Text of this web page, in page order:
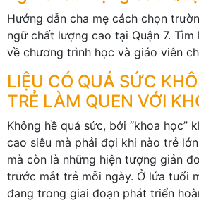
Hướng dẫn cha mẹ cách chọn
ngữ chất lượng cao tại Quận 7. Tìm
về chương trình học và giáo viên
LIỆU CÓ QUÁ SỨC
TRẺ LÀM QUEN VỚI
Không hề quá sức, bởi “khoa học”
cao siêu mà phải đợi khi nào trẻ
mà còn là những hiện tượng giản
trước mắt trẻ mỗi ngày. Ở lứa tuổi
đang trong giai đoạn phát triển